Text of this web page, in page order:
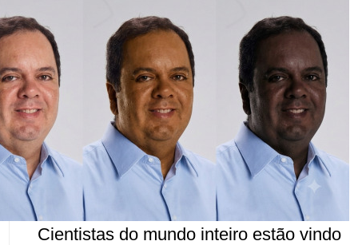
Cientistas do mundo inteiro estão vindo